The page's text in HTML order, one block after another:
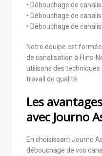
• Débouchage de
• Débouchage de
• Débouchage de
Notre équipe est
de canalisation à Flins-
utilisons des
travail de qualité.
Les
avec Journo
En choisissant Journo
débouchage de vos